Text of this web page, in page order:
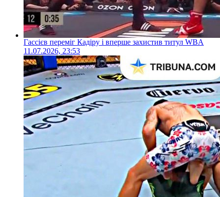
Гассієв переміг Кадіру і вперше захистив титул WBA
11.07.2026, 23:53